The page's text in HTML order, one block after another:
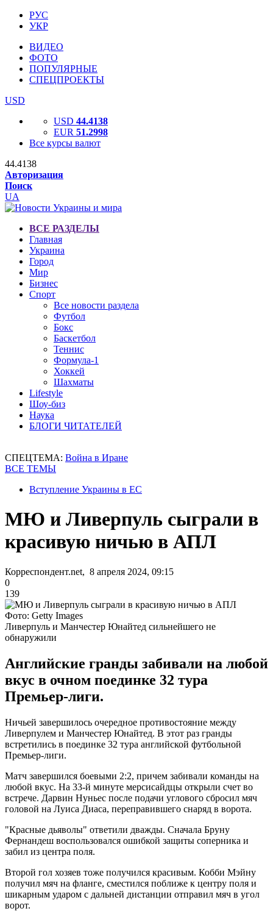
РУС
УКР
ВИДЕО
ФОТО
ПОПУЛЯРНЫЕ
СПЕЦПРОЕКТЫ
USD
USD 44.4138
EUR 51.2998
Все курсы валют
44.4138
Авторизация
Поиск
UA
ВСЕ РАЗДЕЛЫ
Главная
Украина
Город
Мир
Бизнес
Спорт
Все новости раздела
Футбол
Бокс
Баскетбол
Теннис
Формула-1
Хоккей
Шахматы
Lifestyle
Шоу-биз
Наука
БЛОГИ ЧИТАТЕЛЕЙ
СПЕЦТЕМА: Война в Иране
ВСЕ ТЕМЫ
Вступление Украины в ЕС
МЮ и Ливерпуль сыграли в
красивую ничью в АПЛ
Корреспондент.net, 8 апреля 2024, 09:15
0
139
Фото: Getty Images
Ливерпуль и Манчестер Юнайтед сильнейшего не
обнаружили
Английские гранды забивали на любой
вкус в очном поединке 32 тура
Премьер-лиги.
Ничьей завершилось очередное противостояние между
Ливерпулем и Манчестер Юнайтед. В этот раз гранды
встретились в поединке 32 тура английской футбольной
Премьер-лиги.
Матч завершился боевыми 2:2, причем забивали команды на
любой вкус. На 33-й минуте мерсисайдцы открыли счет во
встрече. Дарвин Нуньес после подачи углового сбросил мяч
головой на Луиса Диаса, переправившего снаряд в ворота.
"Красные дьяволы" ответили дважды. Сначала Бруну
Фернандеш воспользовался ошибкой защиты соперника и
забил из центра поля.
Второй гол хозяев тоже получился красивым. Кобби Мэйну
получил мяч на фланге, сместился поближе к центру поля и
шикарным ударом с дальней дистанции отправил мяч в угол
ворот.